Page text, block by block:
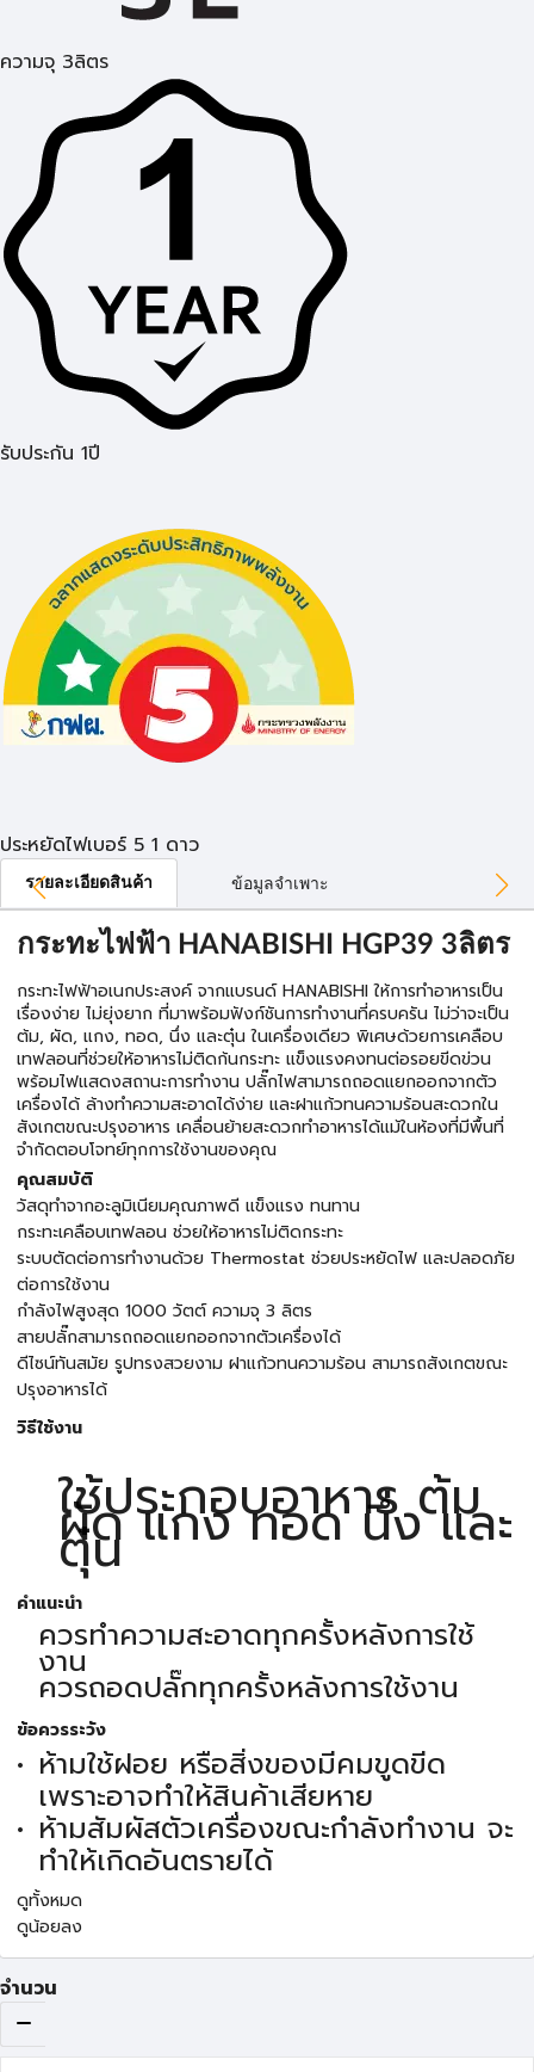
ความจุ 3ลิตร
รับประกัน 1ปี
ประหยัดไฟเบอร์ 5 1 ดาว
รายละเอียดสินค้า ข้อมูลจำเพาะ
กระทะไฟฟ้า HANABISHI HGP39 3ลิตร
กระทะไฟฟ้าอเนกประสงค์ จากแบรนด์ HANABISHI ให้การทำอาหารเป็น
เรื่องง่าย ไม่ยุ่งยาก ที่มาพร้อมฟังก์ชันการทำงานที่ครบครัน ไม่ว่าจะเป็น
ต้ม, ผัด, แกง, ทอด, นึ่ง และตุ๋น ในเครื่องเดียว พิเศษด้วยการเคลือบ
เทฟลอนที่ช่วยให้อาหารไม่ติดก้นกระทะ แข็งแรงคงทนต่อรอยขีดข่วน
พร้อมไฟแสดงสถานะการทำงาน ปลั๊กไฟสามารถถอดแยกออกจากตัว
เครื่องได้ ล้างทำความสะอาดได้ง่าย และฝาแก้วทนความร้อนสะดวกใน
สังเกตขณะปรุงอาหาร เคลื่อนย้ายสะดวกทำอาหารได้แม้ในห้องที่มีพื้นที่
จำกัดตอบโจทย์ทุกการใช้งานของคุณ
คุณสมบัติ
วัสดุทำจากอะลูมิเนียมคุณภาพดี แข็งแรง ทนทาน
กระทะเคลือบเทฟลอน ช่วยให้อาหารไม่ติดกระทะ
ระบบตัดต่อการทำงานด้วย Thermostat ช่วยประหยัดไฟ และปลอดภัย
ต่อการใช้งาน
กำลังไฟสูงสุด 1000 วัตต์ ความจุ 3 ลิตร
สายปลั๊กสามารถถอดแยกออกจากตัวเครื่องได้
ดีไซน์ทันสมัย รูปทรงสวยงาม ฝาแก้วทนความร้อน สามารถสังเกตขณะ
ปรุงอาหารได้
วิธีใช้งาน
ใช้ประกอบอาหาร ต้ม
ผัด แกง ทอด นึ่ง และ
ตุ๋น
คำแนะนำ
ควรทำความสะอาดทุกครั้งหลังการใช้
งาน
ควรถอดปลั๊กทุกครั้งหลังการใช้งาน
ข้อควรระวัง
ห้ามใช้ฝอย หรือสิ่งของมีคมขูดขีด
เพราะอาจทำให้สินค้าเสียหาย
ห้ามสัมผัสตัวเครื่องขณะกำลังทำงาน จะ
ทำให้เกิดอันตรายได้
ดูทั้งหมด
ดูน้อยลง
จำนวน